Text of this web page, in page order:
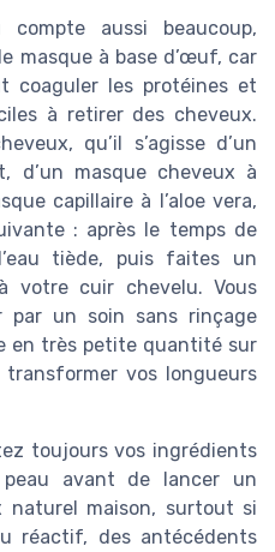
compte aussi beaucoup,
masque à base d’œuf, car
coaguler les protéines et
à retirer des cheveux.
qu’il s’agisse d’un
d’un masque cheveux à
capillaire à l’aloe vera,
: après le temps de
tiède, puis faites un
votre cuir chevelu. Vous
par un soin sans rinçage
en très petite quantité sur
vos longueurs
toujours vos ingrédients
avant de lancer un
naturel maison, surtout si
réactif, des antécédents